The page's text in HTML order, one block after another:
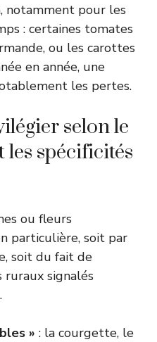
notamment pour les
: certaines tomates
ou les carottes
en année, une
les pertes.
selon le
les spécificités
ou fleurs
particulière, soit par
soit du fait de
ruraux signalés
.
» : la courgette, le